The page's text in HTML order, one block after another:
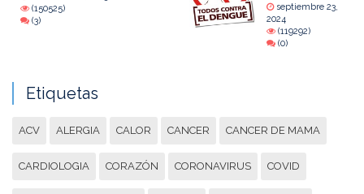
(150525)
(3)
septiembre 23,
2024
(119292)
(0)
Etiquetas
ACV ALERGIA CALOR CANCER CANCER DE MAMA
CARDIOLOGIA CORAZÓN CORONAVIRUS COVID